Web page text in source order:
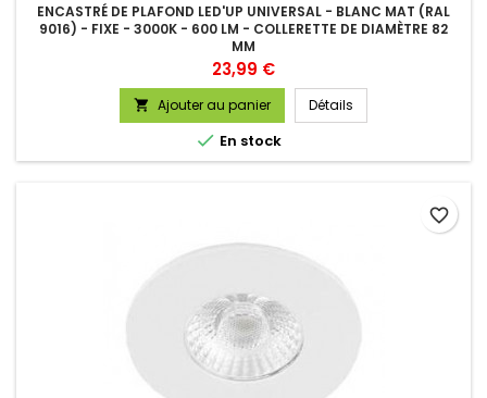
ENCASTRÉ DE PLAFOND LED'UP UNIVERSAL - BLANC MAT (RAL
9016) - FIXE - 3000K - 600 LM - COLLERETTE DE DIAMÈTRE 82
MM
Prix
23,99 €
 Ajouter au panier Détails
 En stock
favorite_border